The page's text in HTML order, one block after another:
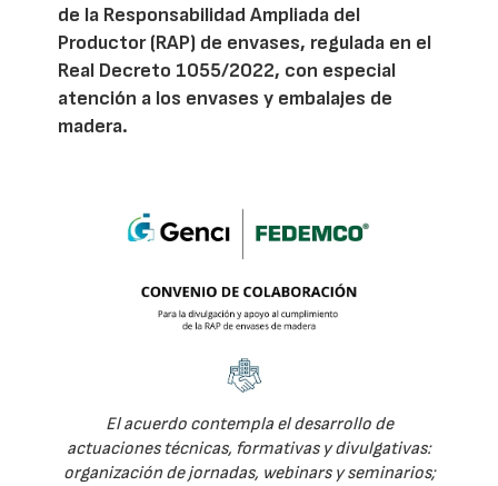
de la Responsabilidad Ampliada del
Productor (RAP) de envases, regulada en el
Real Decreto 1055/2022, con especial
atención a los envases y embalajes de
madera.
El acuerdo contempla el desarrollo de
actuaciones técnicas, formativas y divulgativas:
organización de jornadas, webinars y seminarios;